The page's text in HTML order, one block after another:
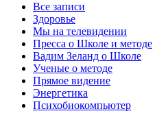
Все записи
Здоровье
Мы на телевидении
Пресса о Школе и методе
Вадим Зеланд о Школе
Ученые о методе
Прямое видение
Энергетика
Психобиокомпьютер